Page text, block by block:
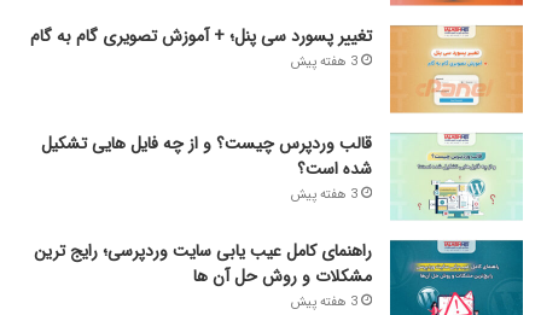
تغییر پسورد سی پنل؛ + آموزش تصویری گام به گام
3 هفته پیش
قالب وردپرس چیست؟ و از چه فایل­ هایی تشکیل
شده است؟
3 هفته پیش
راهنمای کامل عیب‌ یابی سایت وردپرسی؛ رایج‌ ترین
مشکلات و روش حل آن‌ ها
3 هفته پیش